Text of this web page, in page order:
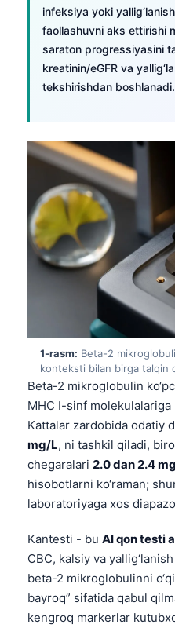
infeksiya yoki
faollashuvni aks ettirishi
saraton progressiyasini
kreatinin/eGFR va
tekshirishdan boshlanadi.
1-rasm: Beta-2
konteksti bilan birga talqin
Beta-2 mikroglobulin
MHC I-sinf
Kattalar zardobida odatiy
mg/L, ni tashkil qiladi,
chegaralari 2.0 dan 2.4
hisobotlarni ko‘raman;
laboratoriyaga xos
Kantesti - bu AI qon testi
CBC, kalsiy va
beta-2 mikroglobulinni
bayroq” sifatida qabul
kengroq markerlar